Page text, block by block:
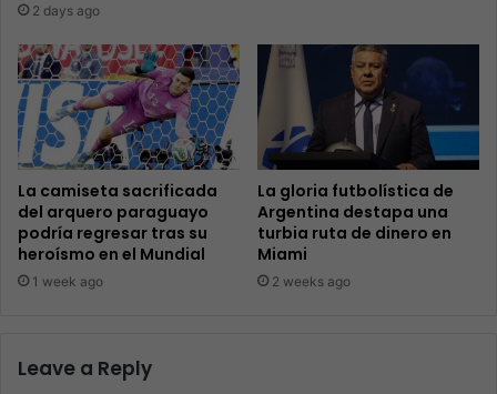
2 days ago
La camiseta sacrificada
del arquero paraguayo
podría regresar tras su
heroísmo en el Mundial
1 week ago
La gloria futbolística de
Argentina destapa una
turbia ruta de dinero en
Miami
2 weeks ago
Leave a Reply